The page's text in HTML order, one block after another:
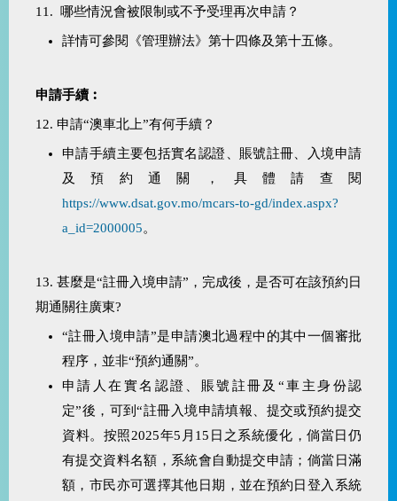
11. 哪些情況會被限制或不予受理再次申請？
詳情可參閱《管理辦法》第十四條及第十五條。
申請手續︰
12. 申請“澳車北上”有何手續？
申請手續主要包括實名認證、賬號註冊、入境申請
及預約通關，具體請查閱
https://www.dsat.gov.mo/mcars-to-gd/index.aspx?
a_id=2000005。
13. 甚麼是“註冊入境申請”，完成後，是否可在該預約日
期通關往廣東?
“註冊入境申請”是申請澳北過程中的其中一個審批
程序，並非“預約通關”。
申請人在實名認證、賬號註冊及“車主身份認
定”後，可到“註冊入境申請填報、提交或預約提交
資料。按照2025年5月15日之系統優化，倘當日仍
有提交資料名額，系統會自動提交申請；倘當日滿
額，市民亦可選擇其他日期，並在預約日登入系統